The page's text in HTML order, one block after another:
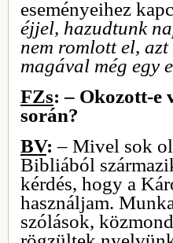
eseményeihez
éjjel, hazudtunk
nem romlott el,
magával még egy
FZs: – Okozott-e
során?
BV: – Mivel sok
Bibliából
kérdés, hogy a
használjam.
szólások,